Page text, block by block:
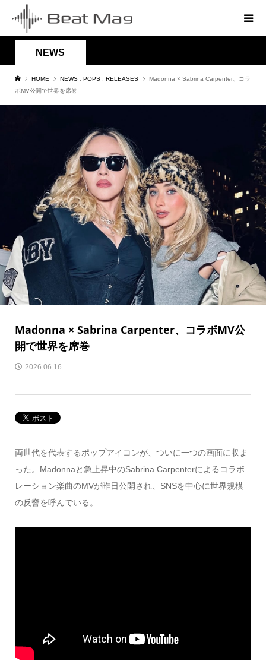
NEWS
HOME NEWS POPS RELEASES
Madonna × Sabrina Carpenter、コラ
ボMV公開で世界を席巻
Madonna × Sabrina Carpenter、コラボMV公
開で世界を席巻
2026.06.16
両世代を代表するポップアイコンが、ついに一つの画面に収ま
った。Madonnaと急上昇中のSabrina Carpenterによるコラボ
レーション楽曲のMVが昨日公開され、SNSを中心に世界規模
の反響を呼んでいる。